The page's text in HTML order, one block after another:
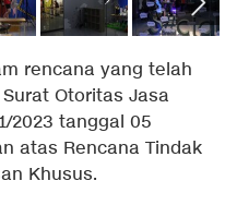
rencana yang telah
Otoritas Jasa
2023 tanggal 05
atas Rencana Tindak
Khusus.